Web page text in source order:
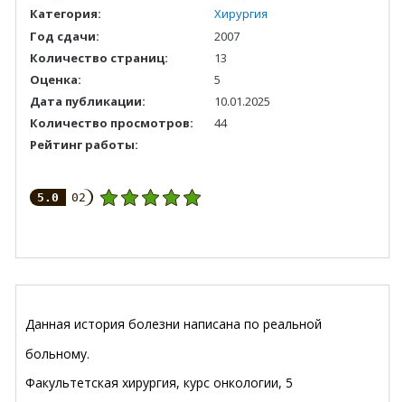
Категория:
Хирургия
Год сдачи:
2007
Количество страниц:
13
Оценка:
5
Дата публикации:
10.01.2025
Количество просмотров:
44
Рейтинг работы:
5.0 02
Данная история болезни написана по реальной
больному.
Факультетская хирургия, курс онкологии, 5